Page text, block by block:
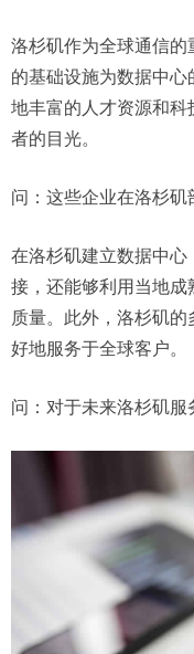
洛杉矶作为全球通信
的基础设施为数据中
地丰富的人才资源和
者的目光。
问：这些企业在洛杉矶
在洛杉矶建立数据中
接，还能够利用当地
质量。此外，洛杉矶
好地服务于全球客户。
问：对于未来洛杉矶服